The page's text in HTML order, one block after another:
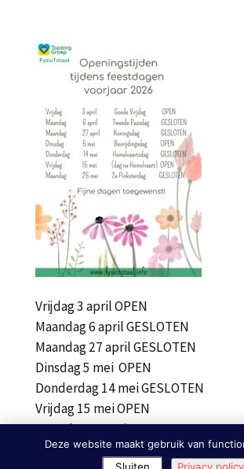
Vrijdag 3 april OPEN
Maandag 6 april GESLOTEN
Maandag 27 april GESLOTEN
Dinsdag 5 mei OPEN
Donderdag 14 mei GESLOTEN
Vrijdag 15 mei OPEN
Maandag 25 mei GESLOTEN
Deze website maakt gebruik van